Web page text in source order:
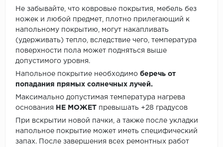
Не забывайте, что ковровые покрытия, мебель без
ножек и любой предмет, плотно прилегающий к
напольному покрытию, могут накапливать
(удерживать) тепло, вследствие чего, температура
поверхности пола может подняться выше
допустимого уровня.
Напольное покрытие необходимо беречь от
попадания прямых солнечных лучей.
Максимально допустимая температура нагрева
основания
НЕ МОЖЕТ превышать +28 градусов
При вскрытии новой пачки, а также после укладки
напольное покрытие может иметь специфический
запах. После завершения всех ремонтных работ